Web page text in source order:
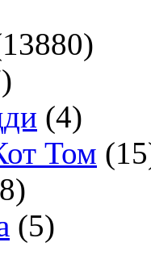
(4)
Том
(5)